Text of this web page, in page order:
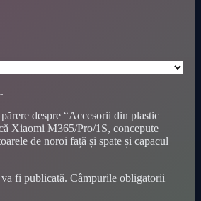
despre “Accesorii din plastic
Xiaomi M365/Pro/1S, concepute
de noroi față și spate și capacul
fi publicată. Câmpurile obligatorii